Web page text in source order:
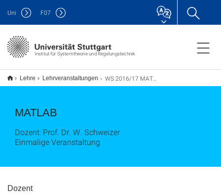
Institut für Systemtheorie und Regelungstechnik
Uni F07
Lehre Lehrveranstaltungen WS 2016/17 MATLAB-Einführungskurs
MATLAB
Dozent: Prof. Dr. W. Schweizer
Einmalige Veranstaltung
Dozent